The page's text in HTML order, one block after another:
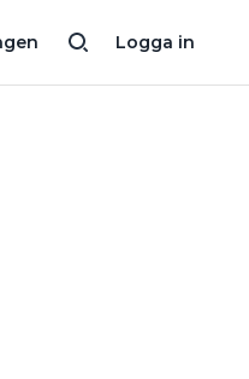
Logga in
HUR HAN BYGGER